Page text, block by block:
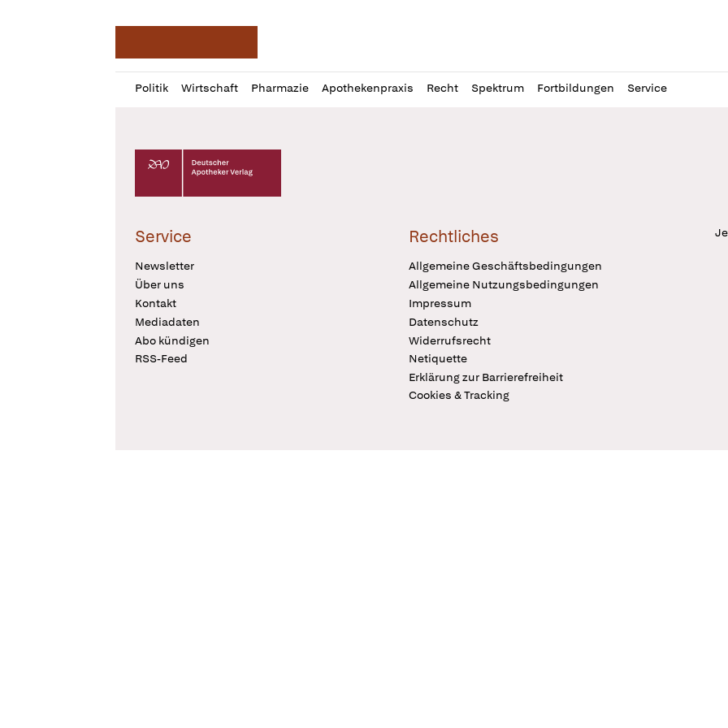
Politik Wirtschaft Pharmazie Apothekenpraxis Recht Spektrum Fortbildungen Service
Profil
öffnen
Daz
Pur
Deutscher Apotheker Verlag Logo
Service
Newsletter
Über uns
Kontakt
Mediadaten
Abo kündigen
RSS-Feed
Rechtliches
Allgemeine Geschäftsbedingungen
Allgemeine Nutzungsbedingungen
Impressum
Datenschutz
Widerrufsrecht
Netiquette
Erklärung zur Barrierefreiheit
Cookies & Tracking